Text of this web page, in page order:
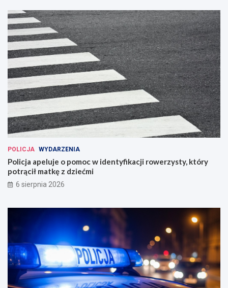
POLICJA WYDARZENIA
Policja apeluje o pomoc w identyfikacji rowerzysty, który
potrącił matkę z dziećmi
6 sierpnia 2026